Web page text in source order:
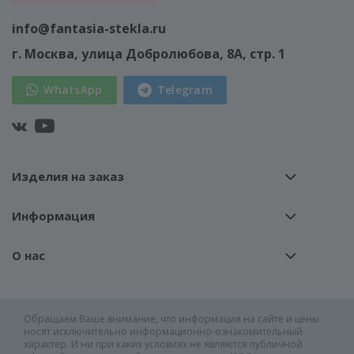
info@fantasia-stekla.ru
г. Москва, улица Добролюбова, 8А, стр. 1
WhatsApp Telegram
Изделия на заказ
Информация
О нас
Обращаем Ваше внимание, что информация на сайте и цены
носят исключительно информационно-ознакомительный
характер. И ни при каких условиях не являются публичной